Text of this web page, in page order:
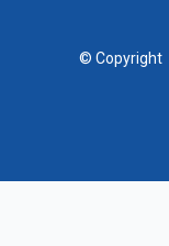
© Copyright